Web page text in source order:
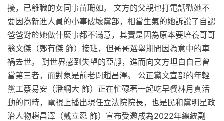
擾，已離職的女同事苗珊如。 文方的父親也打電話勸她不
要因為新進人員的小事破壞黨部，相當生氣的她訴說了自認
爸爸對於她做什麼事都不滿意，其實是因為原本要培養哥哥
翁文傑（鄭有傑 飾）接班，但哥哥選舉期間因為意中的車
禍去世。 對世界感到失望的亞靜，進而向文方坦白自己曾
當第三者，而對象是前老闆趙昌澤。 公正黨文宣部的年輕
黨工蔡易安（潘綱大 飾）正在忙碌著一起吃早餐林月真活
動的同時，電視上播出現任立法院院長，也是民和黨明星政
治人物趙昌澤（戴立忍 飾）宣布受邀成為2022年總統副